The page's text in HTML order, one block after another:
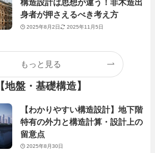
構造設計は思想が違う！非木造出
身者が押さえるべき考え方
2025年8月2日 2025年11月5日
もっと見る
【地盤・基礎構造】
【わかりやすい構造設計】地下階
特有の外力と構造計算・設計上の
留意点
2025年8月30日